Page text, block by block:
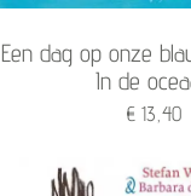
Een dag op onze
In de
€ 13,40